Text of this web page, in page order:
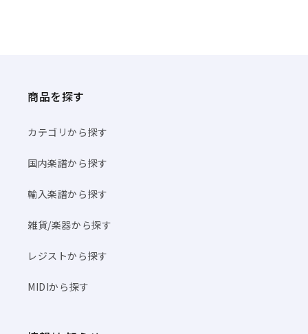
商品を探す
カテゴリから探す
国内楽譜から探す
輸入楽譜から探す
雑貨/楽器から探す
レジストから探す
MIDIから探す